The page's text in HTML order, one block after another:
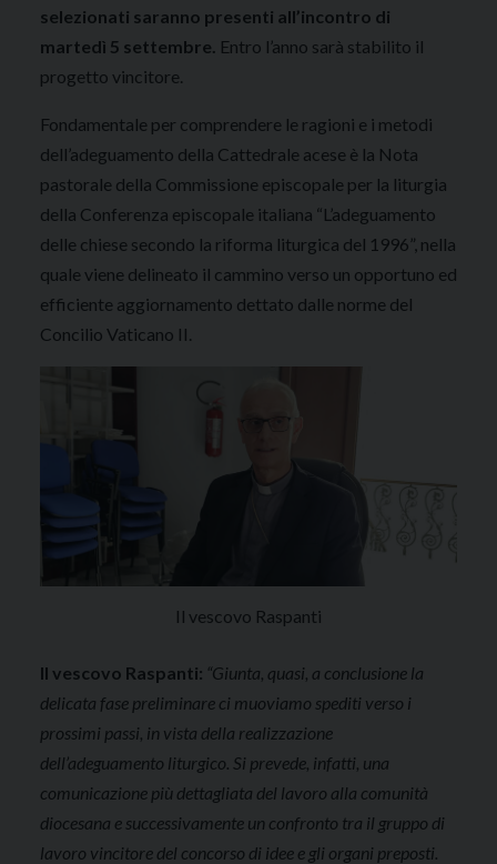
selezionati saranno presenti all’incontro di
martedì 5 settembre. Entro l’anno sarà stabilito il
progetto vincitore.
Fondamentale per comprendere le ragioni e i metodi
dell’adeguamento della Cattedrale acese è la Nota
pastorale della Commissione episcopale per la liturgia
della Conferenza episcopale italiana “L’adeguamento
delle chiese secondo la riforma liturgica del 1996”, nella
quale viene delineato il cammino verso un opportuno ed
efficiente aggiornamento dettato dalle norme del
Concilio Vaticano II.
Il vescovo Raspanti
Il vescovo Raspanti: “Giunta, quasi, a conclusione la
delicata fase preliminare ci muoviamo spediti verso i
prossimi passi, in vista della realizzazione
dell’adeguamento liturgico. Si prevede, infatti, una
comunicazione più dettagliata del lavoro alla comunità
diocesana e successivamente un confronto tra il gruppo di
lavoro vincitore del concorso di idee e gli organi preposti.